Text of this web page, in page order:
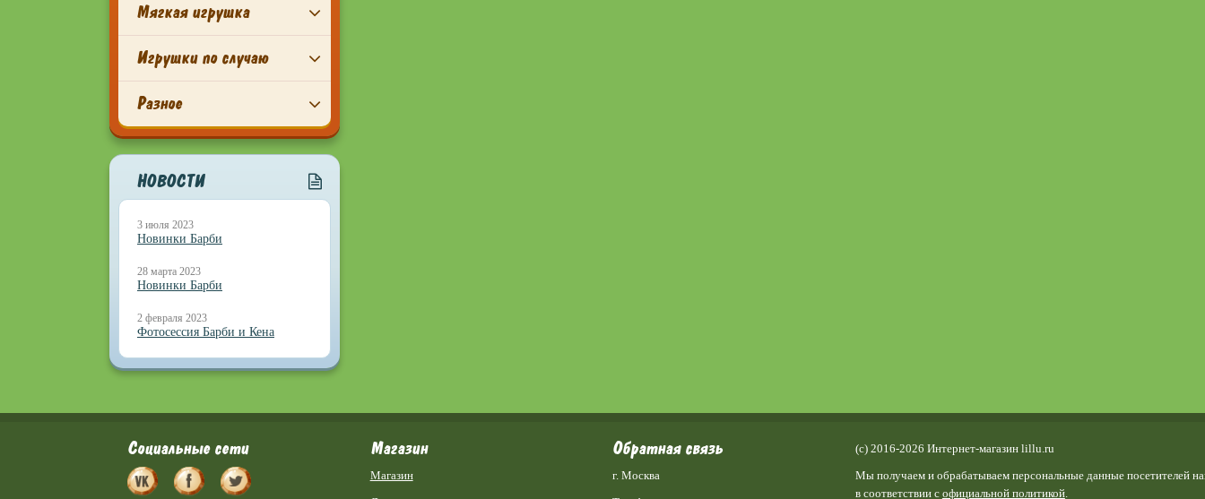
Мягкая игрушка
Игрушки по случаю
Разное
НОВОСТИ
3 июля 2023
Новинки Барби
28 марта 2023
Новинки Барби
2 февраля 2023
Фотосессия Барби и Кена
Социальные сети Магазин
Магазин
Обратная связь
г. Москва
(c) 2016-2026 Интернет-магазин lillu.ru
Мы получаем и обрабатываем персональные данные посетителей
в соответствии с официальной политикой.